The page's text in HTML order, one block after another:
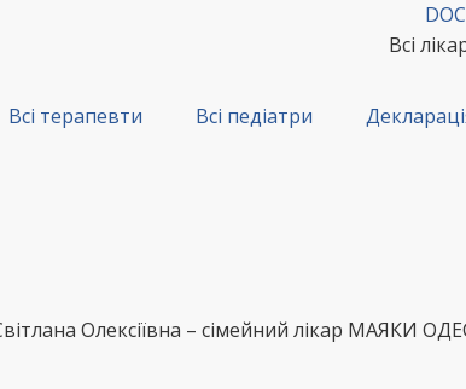
Всі
Всі терапевти Всі педіатри
Олексіївна – сімейний лікар МАЯКИ